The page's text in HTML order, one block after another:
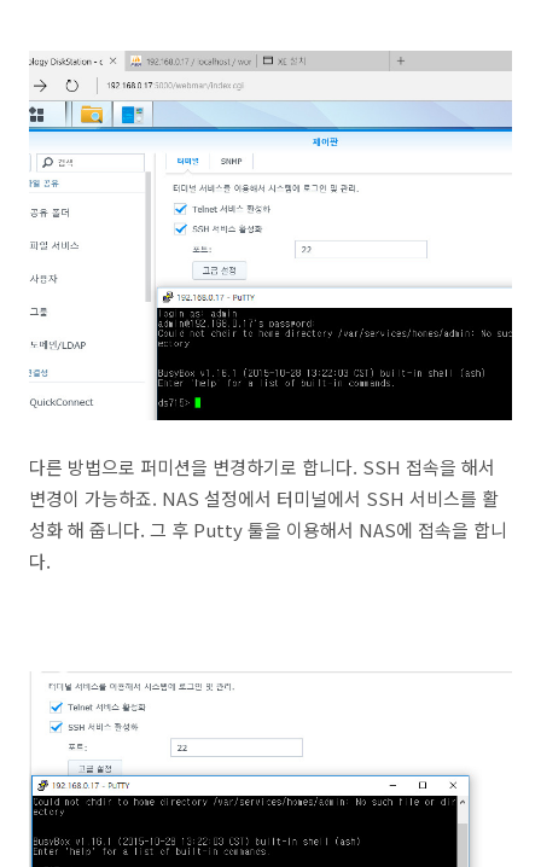
다른 방법으로 퍼미션을 변경하기로 합니다. SSH 접속을 해서
변경이 가능하죠. NAS 설정에서 터미널에서 SSH 서비스를 활
성화 해 줍니다. 그 후 Putty 툴을 이용해서 NAS에 접속을 합니
다.